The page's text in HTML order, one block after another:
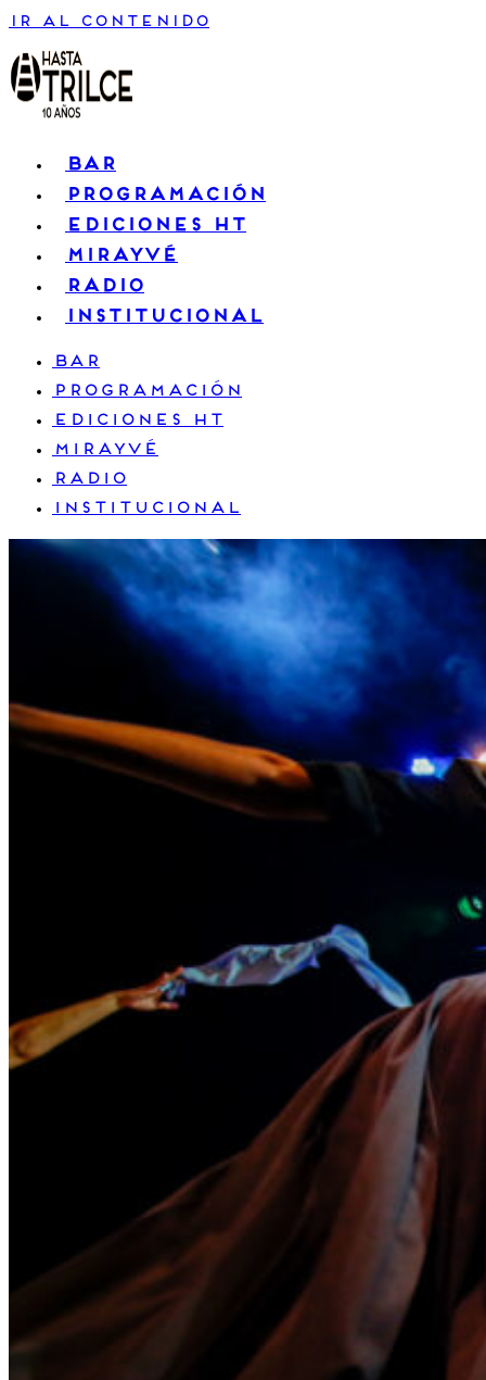
Ir al contenido
BAR
PROGRAMACIÓN
EDICIONES HT
MIRAYVÉ
RADIO
INSTITUCIONAL
BAR
PROGRAMACIÓN
EDICIONES HT
MIRAYVÉ
RADIO
INSTITUCIONAL